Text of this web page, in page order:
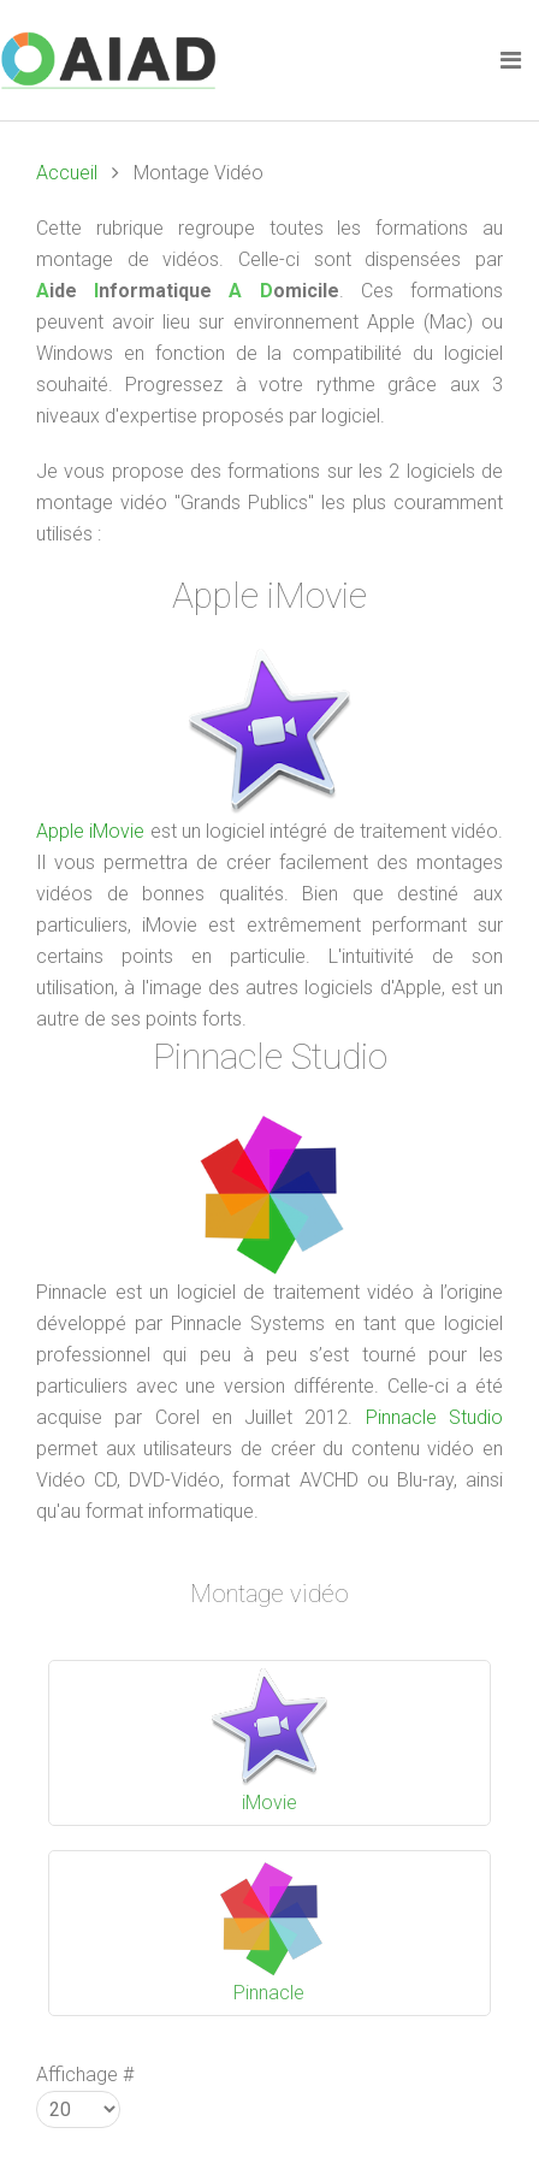
Accueil Montage Vidéo
Cette rubrique regroupe toutes les formations au
montage de vidéos. Celle-ci sont dispensées par
Aide InformatiqueA Domicile. Ces formations
peuvent avoir lieu sur environnement Apple (Mac) ou
Windows en fonction de la compatibilité du logiciel
souhaité. Progressez à votre rythme grâce aux 3
niveaux d'expertise proposés par logiciel.
Je vous propose des formations sur les 2 logiciels de
montage vidéo "Grands Publics" les plus couramment
utilisés :
Apple iMovie
Apple iMovie est un logiciel intégré de traitement vidéo.
Il vous permettra de créer facilement des montages
vidéos de bonnes qualités. Bien que destiné aux
particuliers, iMovie est extrêmement performant sur
certains points en particulie. L'intuitivité de son
utilisation, à l'image des autres logiciels d'Apple, est un
autre de ses points forts.
Pinnacle Studio
Pinnacle est un logiciel de traitement vidéo à l’origine
développé par Pinnacle Systems en tant que logiciel
professionnel qui peu à peu s’est tourné pour les
particuliers avec une version différente. Celle-ci a été
acquise par Corel en Juillet 2012. Pinnacle Studio
permet aux utilisateurs de créer du contenu vidéo en
Vidéo CD, DVD-Vidéo, format AVCHD ou Blu-ray, ainsi
qu'au format informatique.
Montage vidéo
iMovie
Pinnacle
Affichage #